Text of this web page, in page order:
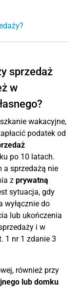
sprzedaż
w
wakacyjne,
podatek od
po 10 latach.
a sprzedażą nie
z prywatną
sytuacja, gdy
wyłącznie do
lub ukończenia
i w
1 nr 1 zdanie 3
również przy
lub domku